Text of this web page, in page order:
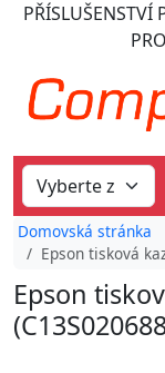
PŘÍSLUŠENSTVÍ
Domovská stránka
Epson tisková
Epson